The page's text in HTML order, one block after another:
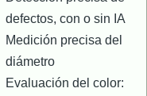
defectos, con o sin IA
Medición precisa del
diámetro
Evaluación del color: